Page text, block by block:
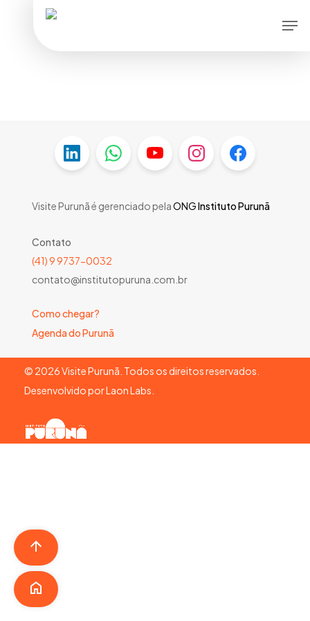
Visite Purunã é gerenciado pelaONGInstituto Purunã
Contato
(41) 9 9737-0032
contato@institutopuruna.com.br
Como chegar?
Agenda do Purunã
© 2026Visite Purunã. Todos os direitos reservados.
Desenvolvido porLaon Labs